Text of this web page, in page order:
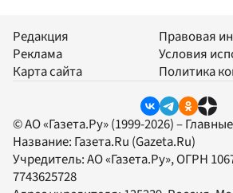
Редакция
Реклама
Карта сайта
Правовая
Условия
Политика
© АО «Газета.Ру» (1999-2026) –
Название: Газета.Ru (Gazeta.Ru)
Учредитель:АО «Газета.Ру», ОГРН
7743625728